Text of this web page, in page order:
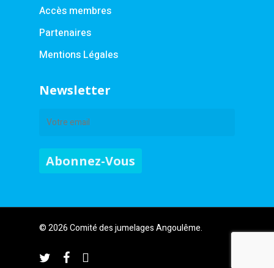
Accès membres
Partenaires
Mentions Légales
Newsletter
© 2026 Comité des jumelages Angoulême.
twitterfacebookinstagram